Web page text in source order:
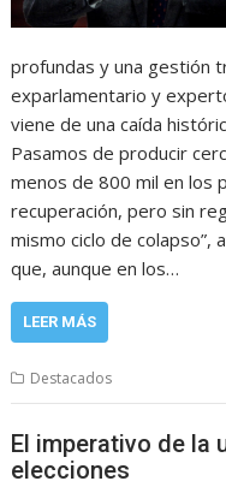
profundas y una gestión
exparlamentario y
viene de una caída
Pasamos de producir
menos de 800 mil en los
recuperación, pero sin
mismo ciclo de
que, aunque en los…
LEER MÁS
Destacados
El imperativo de la
elecciones